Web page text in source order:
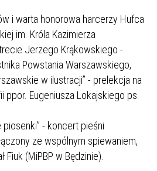
i warta honorowa harcerzy Hufca
im. Króla Kazimierza
Jerzego Krąkowskiego -
Powstania Warszawskiego,
w ilustracji” - prelekcja na
Eugeniusza Lokajskiego ps.
piosenki” - koncert pieśni
ze wspólnym spiewaniem,
Fiuk (MiPBP w Będzinie).